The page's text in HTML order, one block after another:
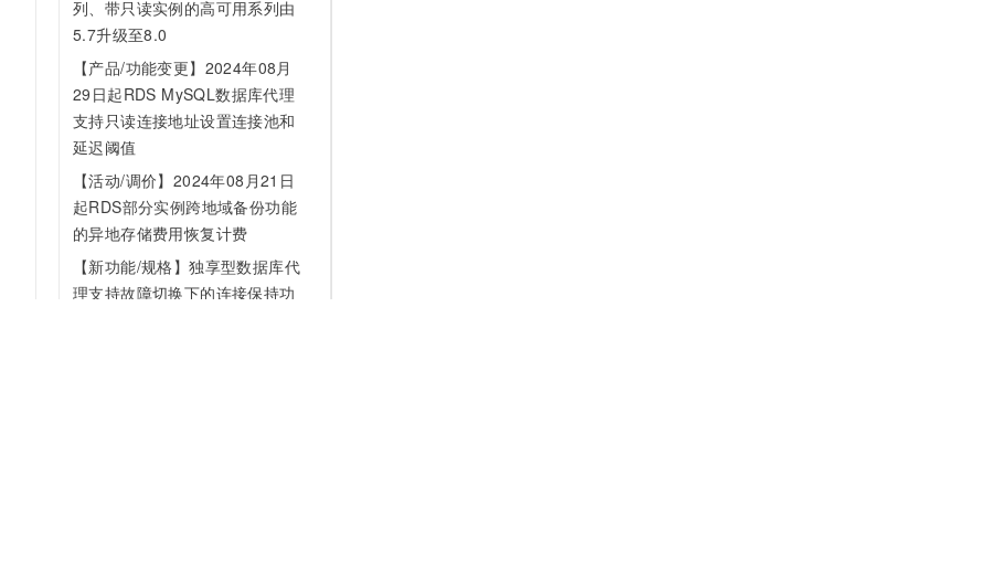
列、带只读实例的高可用系列由
5.7升级至8.0
【产品/功能变更】2024年08月
29日起RDS MySQL数据库代理
支持只读连接地址设置连接池和
延迟阈值
【活动/调价】2024年08月21日
起RDS部分实例跨地域备份功能
的异地存储费用恢复计费
【新功能/规格】独享型数据库代
理支持故障切换下的连接保持功